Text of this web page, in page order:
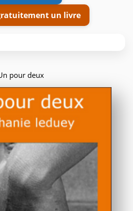
un livre
pour deux